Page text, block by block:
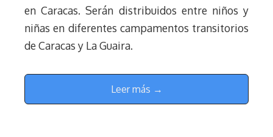
en Caracas. Serán distribuidos entre niños y
niñas en diferentes campamentos transitorios
de Caracas y La Guaira.
Leer más →